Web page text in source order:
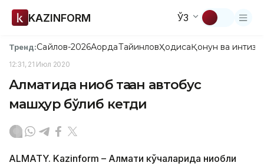
KAZINFORM ЎЗ
Тренд:Сайлов-2026АқордаТайинловҲодисаҚонун ва
12:31, 21 Июл 2020
Алматида ниқоб таққан автобус
машҳур бўлиб кетди
ALMATY. Kazinform – Алмати кўчаларида ниқобли